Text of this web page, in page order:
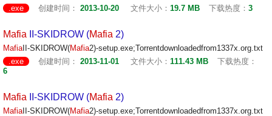
.exe
创建时间： 2013-10-20 文件大小： 19.7 MB 下载热度： 3
Mafia II-SKIDROW (Mafia 2)
MafiaII-SKIDROW(Mafia2)-setup.exe;Torrentdownloadedfrom1337x.org.txt
.exe
创建时间： 2013-11-01 文件大小： 111.43 MB
下载热度：
6
Mafia II-SKIDROW (Mafia 2)
MafiaII-SKIDROW(Mafia2)-setup.exe;Torrentdownloadedfrom1337x.org.txt